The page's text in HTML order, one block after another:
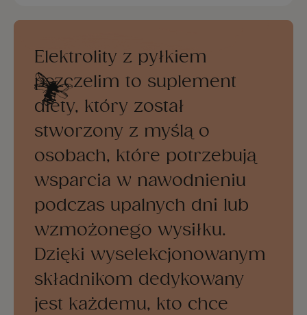
Elektrolity z pyłkiem
pszczelim to suplement
diety, który został
stworzony z myślą o
osobach, które potrzebują
wsparcia w nawodnieniu
podczas upalnych dni lub
wzmożonego wysiłku.
Dzięki wyselekcjonowanym
składnikom dedykowany
jest każdemu, kto chce